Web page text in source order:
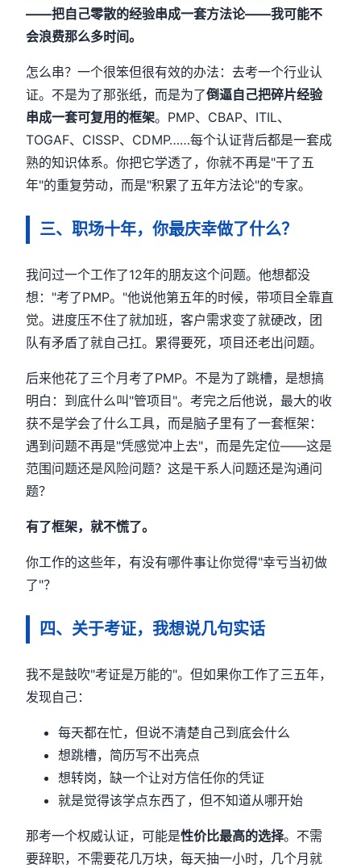
——把自己零散的经验串成一套方法论——我可能不
会浪费那么多时间。
怎么串？一个很笨但很有效的办法：去考一个行业认
证。不是为了那张纸，而是为了倒逼自己把碎片经验
串成一套可复用的框架。PMP、CBAP、ITIL、
TOGAF、CISSP、CDMP……每个认证背后都是一套成
熟的知识体系。你把它学透了，你就不再是"干了五
年"的重复劳动，而是"积累了五年方法论"的专家。
三、职场十年，你最庆幸做了什么？
我问过一个工作了12年的朋友这个问题。他想都没
想："考了PMP。"他说他第五年的时候，带项目全靠直
觉。进度压不住了就加班，客户需求变了就硬改，团
队有矛盾了就自己扛。累得要死，项目还老出问题。
后来他花了三个月考了PMP。不是为了跳槽，是想搞
明白：到底什么叫"管项目"。考完之后他说，最大的收
获不是学会了什么工具，而是脑子里有了一套框架：
遇到问题不再是"凭感觉冲上去"，而是先定位——这是
范围问题还是风险问题？这是干系人问题还是沟通问
题？
有了框架，就不慌了。
你工作的这些年，有没有哪件事让你觉得"幸亏当初做
了"？
四、关于考证，我想说几句实话
我不是鼓吹"考证是万能的"。但如果你工作了三五年，
发现自己：
每天都在忙，但说不清楚自己到底会什么
想跳槽，简历写不出亮点
想转岗，缺一个让对方信任你的凭证
就是觉得该学点东西了，但不知道从哪开始
那考一个权威认证，可能是性价比最高的选择。不需
要辞职，不需要花几万块，每天抽一小时，几个月就